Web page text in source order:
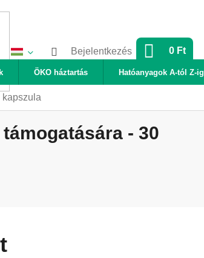
Bejelentkezés KOSÁR
0 Ft
ÖKO háztartás Hatóanyagok A-tól Z-ig
kapszula
- 30